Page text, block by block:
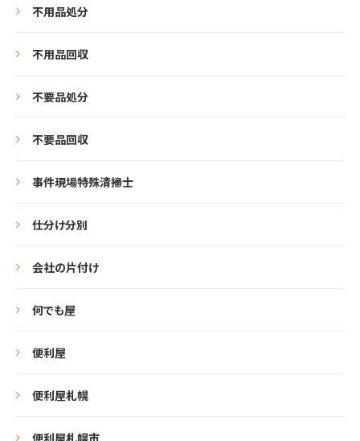
不用品処分
不用品回収
不要品処分
不要品回収
事件現場特殊清掃士
仕分け分別
会社の片付け
何でも屋
便利屋
便利屋札幌
便利屋札幌市